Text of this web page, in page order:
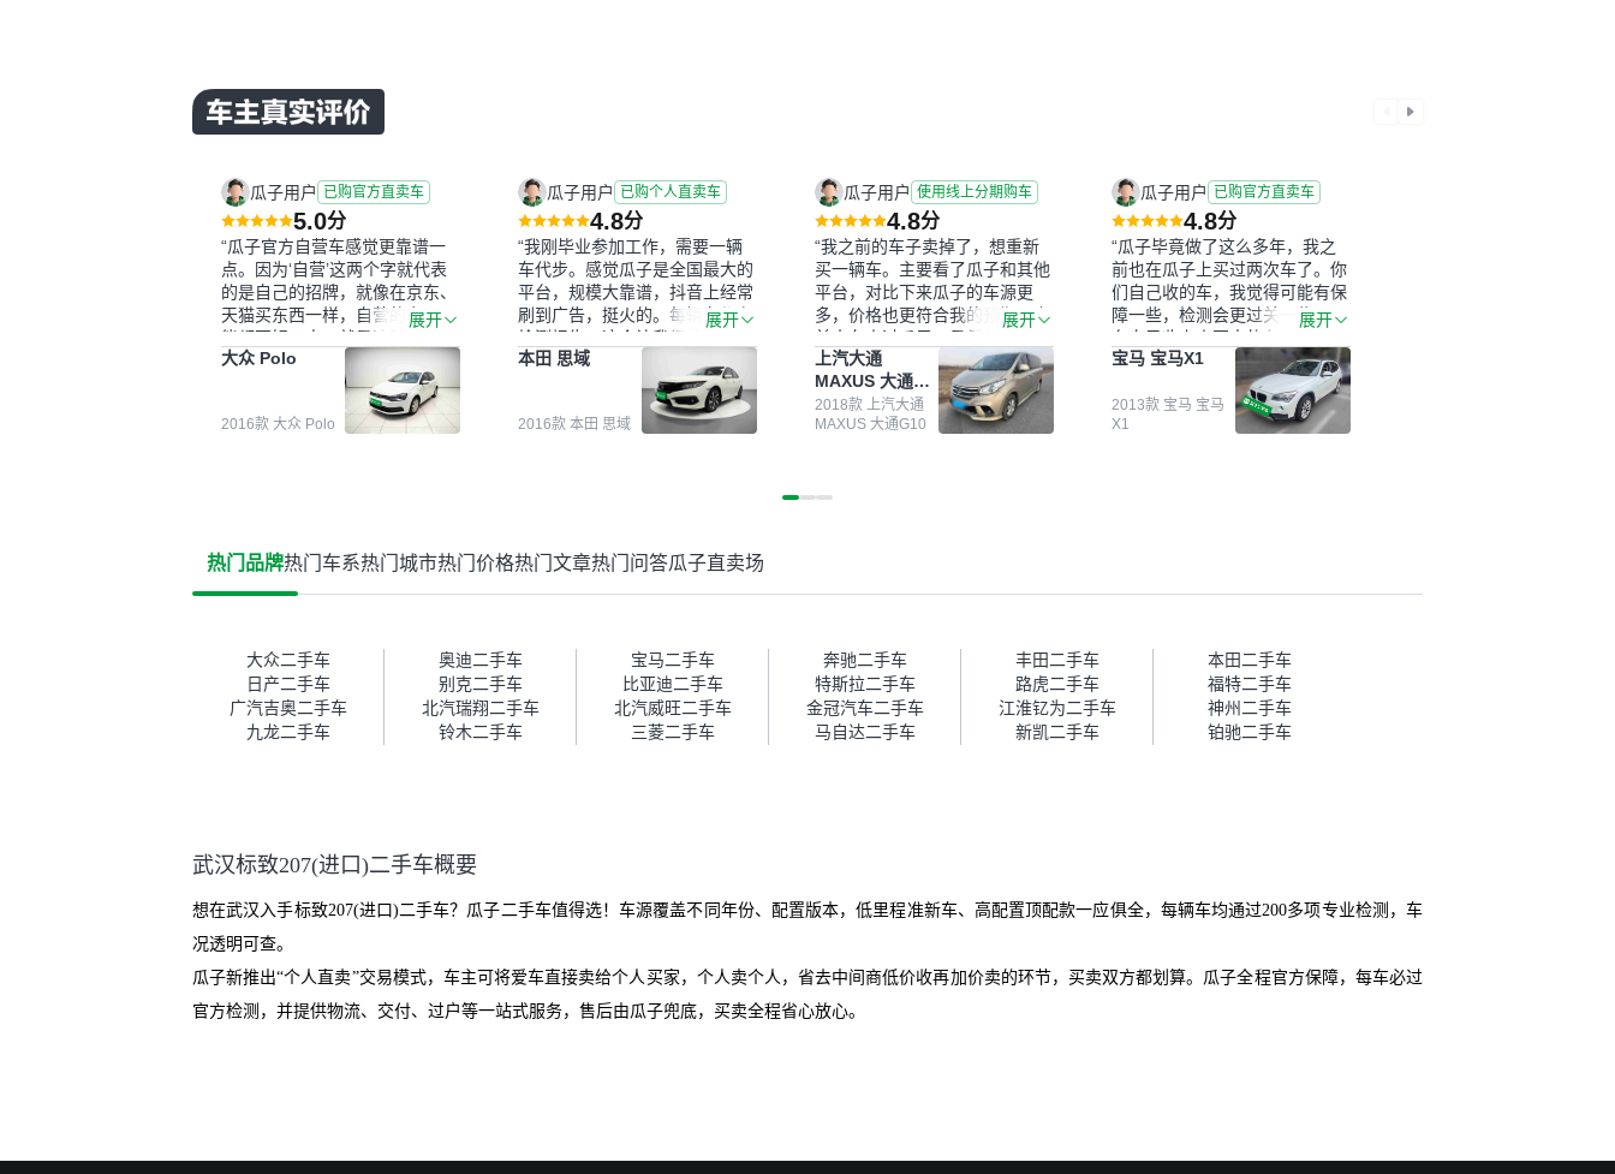
瓜子用户 已购官方直卖车
5.0分
“瓜子官方自营车感觉更靠谱一
点。因为‘自营’这两个字就代表
的是自己的招牌，就像在京东、
天猫买东西一样，自营的东西可
能都要好一点。就是这种刻板印
象吧。一开始买二手车的时候，
我确实有担心过事故车、泡水车
这些问题。瓜子的检测报告其实
并不能完全打消顾虑，因为我也
果跟你们的报告是符合的，所以
这次车况没问题。购车流程挺快
车。去之前我提前跟交接人员说
好，到了之后要当着我的面再做
一次复检，你们也安排了师傅，
服务可以，速度很快。体验下来
自营车的感觉是要比个人车好一
我协商，主动权在平台手里。”
展开
大众 Polo
2016款 大众 Polo
瓜子用户 已购个人直卖车
4.8分
“我刚毕业参加工作，需要一辆
车代步。感觉瓜子是全国最大的
平台，规模大靠谱，抖音上经常
刷到广告，挺火的。每辆车都有
检测报告，这个让我很放心。去
外面买车全凭卖家一张嘴，不敢
买。我买了本田思域，白色，过
户次数少，公里数符合，虽然价
格比我心理预期略高一点，但瓜
价格比车商那便宜，车况也有检
展开
本田 思域
2016款 本田 思域
瓜子用户 使用线上分期购车
4.8分
“我之前的车子卖掉了，想重新
买一辆车。主要看了瓜子和其他
平台，对比下来瓜子的车源更
多，价格也更符合我的预期。之
前卖车来过瓜子，虽然价格没谈
成，但APP一直留着。瓜子毕竟
是大平台，整体印象还好。我最
终买了一台上汽大通，18年的
车，公里数9万多，符合我的要
捷，其他平台的分期需要到当地
障。”
展开
上汽大通
MAXUS 大通
G10
2018款 上汽大通
MAXUS 大通G10
瓜子用户 已购官方直卖车
4.8分
“瓜子毕竟做了这么多年，我之
前也在瓜子上买过两次车了。你
们自己收的车，我觉得可能有保
障一些，检测会更过关一些。平
台自己收上来再卖的车，应该更
可靠。我买的是宝马X1，主要看
中它的价格和公里数比较合适。
另外，瓜子承诺无火烧、无事
故、无泡水、无调表，在平台自
帮我谈价。自营车我讲过价，最
后是通过花一块钱买优惠券的方
式，便宜了800块钱成交。”
展开
宝马 宝马X1
2013款 宝马 宝马
X1
热门品牌热门车系热门城市热门价格热门文章热门问答瓜子直卖场
大众二手车 奥迪二手车 宝马二手车 奔驰二手车 丰田二手车
本田二手车
日产二手车
别克二手车 比亚迪二手车 特斯拉二手车 路虎二手车
福特二手车
广汽吉奥二手车
北汽瑞翔二手车 北汽威旺二手车 金冠汽车二手车 江淮钇为二手车
神州二手车
九龙二手车
铃木二手车 三菱二手车 马自达二手车 新凯二手车 铂驰二手车
武汉标致207(进口)二手车概要
想在武汉入手标致207(进口)二手车？瓜子二手车值得选！车源覆盖不同年份、配置版本，低里程准新车、高配置顶配款一应俱全，每辆车均通过200多项专业检测，车
况透明可查。
瓜子新推出“个人直卖”交易模式，车主可将爱车直接卖给个人买家，个人卖个人，省去中间商低价收再加价卖的环节，买卖双方都划算。瓜子全程官方保障，每车必过
官方检测，并提供物流、交付、过户等一站式服务，售后由瓜子兜底，买卖全程省心放心。